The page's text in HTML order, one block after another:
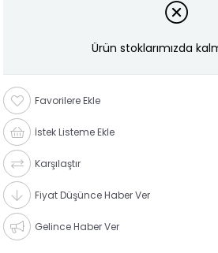
Ürün stoklarımızda
Favorilere Ekle
İstek Listeme Ekle
Karşılaştır
Fiyat Düşünce Haber Ver
Gelince Haber Ver